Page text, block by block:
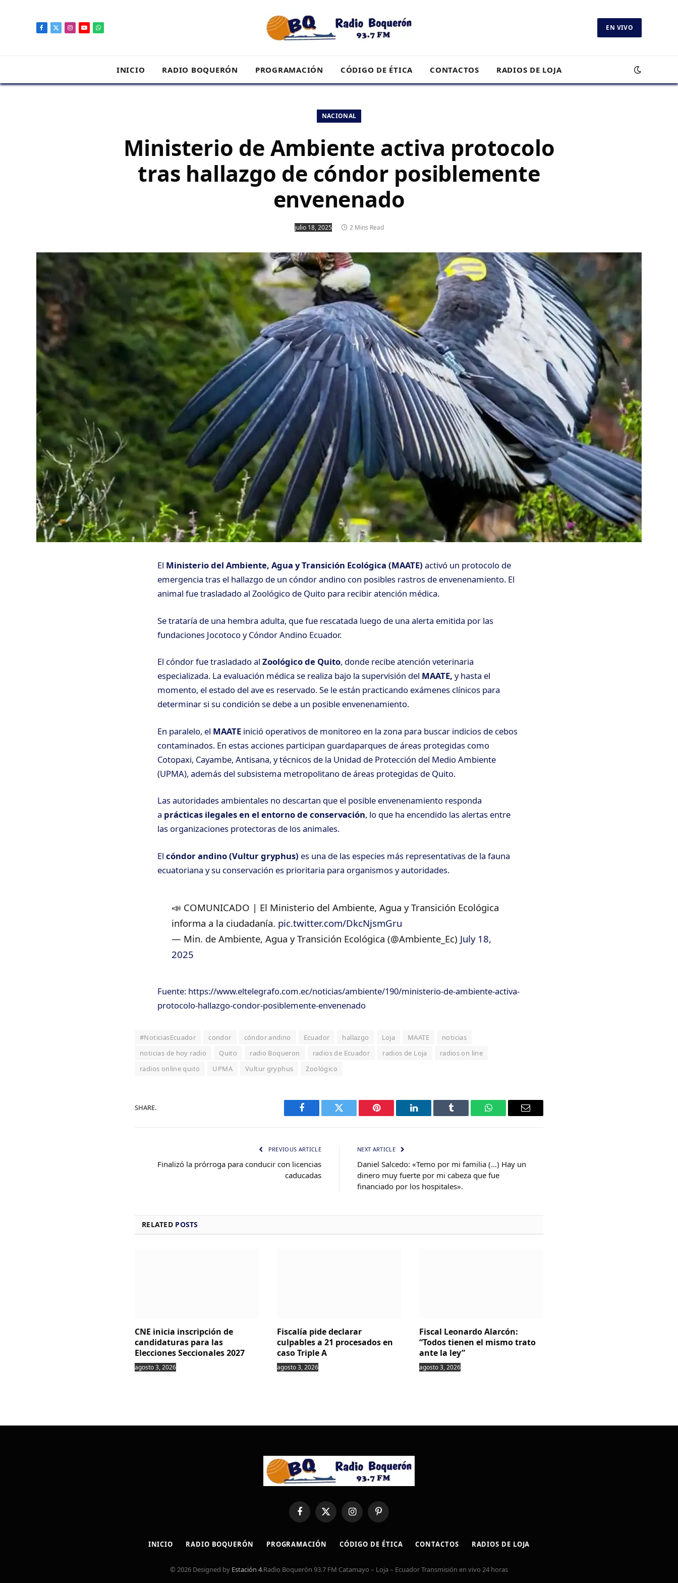
Facebook
X
Instagram
YouTubeWhatsApp EN VIVO
INICIO RADIO BOQUERÓN PROGRAMACIÓN CÓDIGO DE ÉTICA CONTACTOS RADIOS DE LOJA
NACIONAL
Ministerio de Ambiente activa protocolo
tras hallazgo de cóndor posiblemente
envenenado
julio 18, 2025 2 Mins Read
El Ministerio del Ambiente, Agua y Transición Ecológica (MAATE) activó un protocolo de
emergencia tras el hallazgo de un cóndor andino con posibles rastros de envenenamiento. El
animal fue trasladado al Zoológico de Quito para recibir atención médica.
Se trataría de una hembra adulta, que fue rescatada luego de una alerta emitida por las
fundaciones Jocotoco y Cóndor Andino Ecuador.
El cóndor fue trasladado al Zoológico de Quito, donde recibe atención veterinaria
especializada. La evaluación médica se realiza bajo la supervisión del MAATE, y hasta el
momento, el estado del ave es reservado. Se le están practicando exámenes clínicos para
determinar si su condición se debe a un posible envenenamiento.
En paralelo, el MAATE inició operativos de monitoreo en la zona para buscar indicios de cebos
contaminados. En estas acciones participan guardaparques de áreas protegidas como
Cotopaxi, Cayambe, Antisana, y técnicos de la Unidad de Protección del Medio Ambiente
(UPMA), además del subsistema metropolitano de áreas protegidas de Quito.
Las autoridades ambientales no descartan que el posible envenenamiento responda
a prácticas ilegales en el entorno de conservación, lo que ha encendido las alertas entre
las organizaciones protectoras de los animales.
El cóndor andino (Vultur gryphus) es una de las especies más representativas de la fauna
ecuatoriana y su conservación es prioritaria para organismos y autoridades.
📣 COMUNICADO | El Ministerio del Ambiente, Agua y Transición Ecológica
informa a la ciudadanía. pic.twitter.com/DkcNjsmGru
— Min. de Ambiente, Agua y Transición Ecológica (@Ambiente_Ec) July 18,
2025
Fuente: https://www.eltelegrafo.com.ec/noticias/ambiente/190/ministerio-de-ambiente-activa-
protocolo-hallazgo-condor-posiblemente-envenenado
#NoticiasEcuador condor cóndor andino Ecuador hallazgo Loja MAATE
noticias
noticias de hoy radio
Quito radio Boqueron radios de Ecuador radios de Loja
radios on line
radios online quito
UPMA Vultur gryphus Zoológico
SHARE.
Facebook Twitter Pinterest LinkedIn Tumblr WhatsAppEmail
PREVIOUS ARTICLE
Finalizó la prórroga para conducir con licencias
caducadas
NEXT ARTICLE
Daniel Salcedo: «Temo por mi familia (…) Hay un
dinero muy fuerte por mi cabeza que fue
financiado por los hospitales».
RELATED POSTS
CNE inicia inscripción de
candidaturas para las
Elecciones Seccionales 2027
agosto 3, 2026
Fiscalía pide declarar
culpables a 21 procesados en
caso Triple A
agosto 3, 2026
Fiscal Leonardo Alarcón:
“Todos tienen el mismo trato
ante la ley”
agosto 3, 2026
FacebookX
(Twitter)
InstagramPinterest
INICIO RADIO BOQUERÓN PROGRAMACIÓN CÓDIGO DE ÉTICA CONTACTOS RADIOS DE LOJA
© 2026 Designed by Estación 4.Radio Boquerón 93.7 FM Catamayo – Loja – Ecuador Transmisión en vivo 24 horas